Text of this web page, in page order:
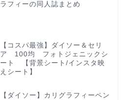
ラフィーの同人誌まとめ
【コスパ最強】ダイソー＆セリ
ア 100均 フォトジェニックシ
ート 【背景シート/インスタ映
えシート】
【ダイソー】カリグラフィーペン